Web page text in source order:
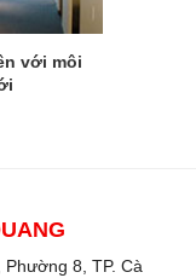
với môi
8, TP. Cà